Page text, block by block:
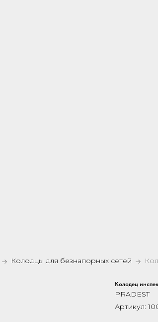
Колодцы для безнапорных сетей
Колодец
PRADEST
Артикул: